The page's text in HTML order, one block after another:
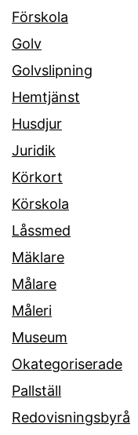
Förskola
Golv
Golvslipning
Hemtjänst
Husdjur
Juridik
Körkort
Körskola
Låssmed
Mäklare
Målare
Måleri
Museum
Okategoriserade
Pallställ
Redovisningsbyrå